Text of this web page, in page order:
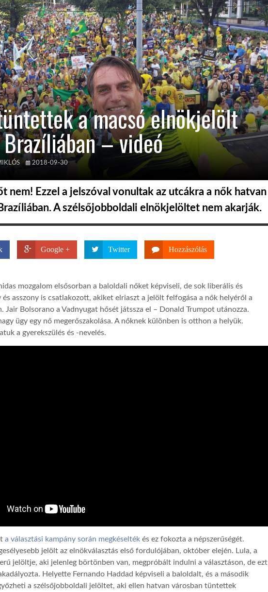
a macsó elnökjelölt
– videó
2018-09-30
nem! Ezzel a jelszóval vonultak az utcákra a nők hatvan
A szélsőjobboldali elnökjelöltet nem akarják.
Google + Twitter Hozzászólás
mozgalom elsősorban a baloldali nőket képviseli, de sok liberális és
asszony is csatlakozott, akiket elriaszt a jelölt felfogása a nők helyéről a
Jair Bolsorano a Vadnyugat hősét játssza el – Donald Trumpot utánozza.
ügy egy nő megerőszakolása. A nőknek különben is otthon a helyük.
a gyerekszülés és -nevelés.
a választási kampány során megkéselték és ez fokozta a népszerűségét.
jelölt az elnökválasztás első fordulójában, október elején. Lula, a
jelöltje, aki jelenleg börtönben van, megpróbált indulni a választáson, de ezt
Helyette Fernando Haddad képviseli a baloldalt, és a második
a szélsőjobboldali jelöltet, aki ellen hatvan városban tüntettek